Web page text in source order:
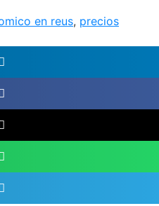
en reus, precios